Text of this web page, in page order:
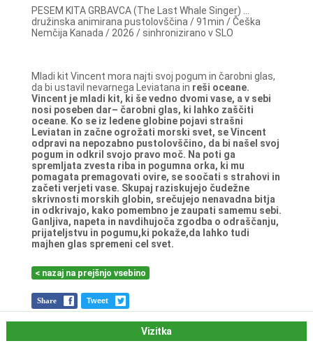
PESEM KITA GRBAVCA (The Last Whale Singer) ...
družinska animirana pustolovščina / 91min / Češka
Nemčija Kanada / 2026 / sinhronizirano v SLO
Mladi kit Vincent mora najti svoj pogum in čarobni glas,
da bi ustavil nevarnega Leviatana in reši oceane.
Vincent je mladi kit, ki še vedno dvomi vase, a v sebi
nosi poseben dar– čarobni glas, ki lahko zaščiti
oceane. Ko se iz ledene globine pojavi strašni
Leviatan in začne ogrožati morski svet, se Vincent
odpravi na nepozabno pustolovščino, da bi našel svoj
pogum in odkril svojo pravo moč. Na poti ga
spremljata zvesta riba in pogumna orka, ki mu
pomagatapremagovati ovire, se soočati s strahovi in
začeti verjeti vase. Skupaj raziskujejo čudežne
skrivnosti morskih globin, srečujejo nenavadna bitja
in odkrivajo, kako pomembno jezaupati samemu sebi.
Ganljiva, napeta in navdihujoča zgodba o odraščanju,
prijateljstvu in pogumu,ki pokaže,da lahko tudi
majhen glas spremeni cel svet.
< nazaj na prejšnjo vsebino
Share Tweet
Vizitka